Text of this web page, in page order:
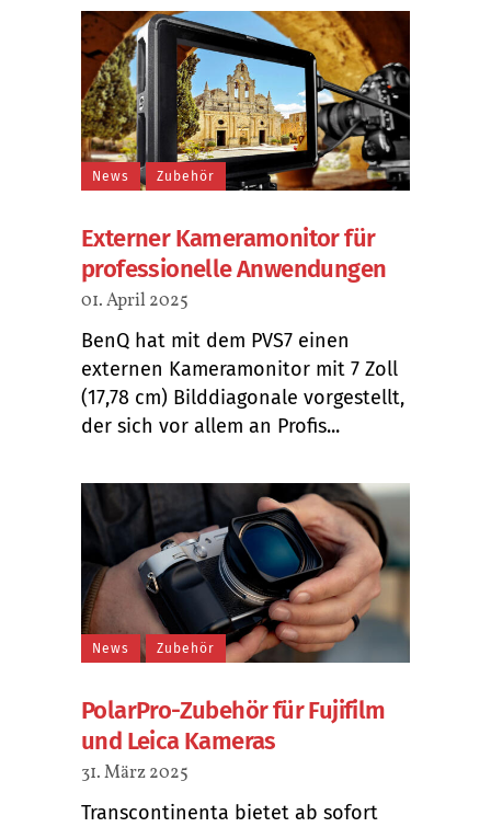
News Zubehör
Externer Kameramonitor für
professionelle Anwendungen
01. April 2025
BenQ hat mit dem PVS7 einen
externen Kameramonitor mit 7 Zoll
(17,78 cm) Bilddiagonale vorgestellt,
der sich vor allem an Profis...
News Zubehör
PolarPro-Zubehör für Fujifilm
und Leica Kameras
31. März 2025
Transcontinenta bietet ab sofort